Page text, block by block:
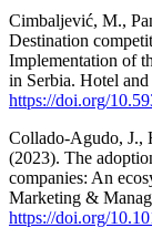
Cimbaljević, M.,
Destination
Implementation of
in Serbia. Hotel
https://doi.org/
Collado-Agudo, J.,
(2023). The
companies: An
Marketing &
https://doi.org/